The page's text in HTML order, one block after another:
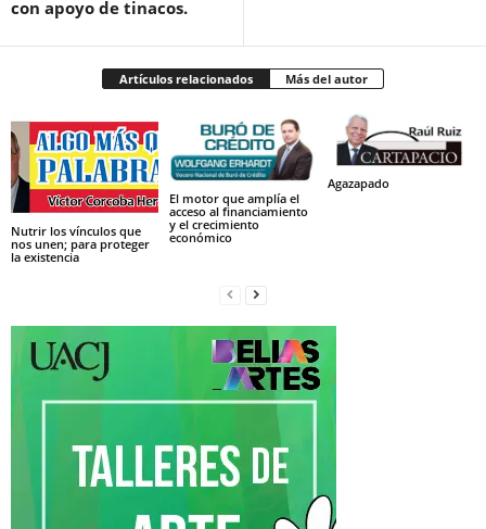
con apoyo de tinacos.
Artículos relacionados Más del autor
Nutrir los vínculos que
nos unen; para proteger
la existencia
El motor que amplía el
acceso al financiamiento
y el crecimiento
económico
Agazapado